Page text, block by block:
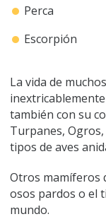
Perca
Escorpión
La vida de
también con su
Turpanes,
tipos de aves
Otros mamíferos
osos pardos o el
mundo.